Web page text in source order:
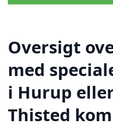
Oversigt
med
i Hurup
Thisted